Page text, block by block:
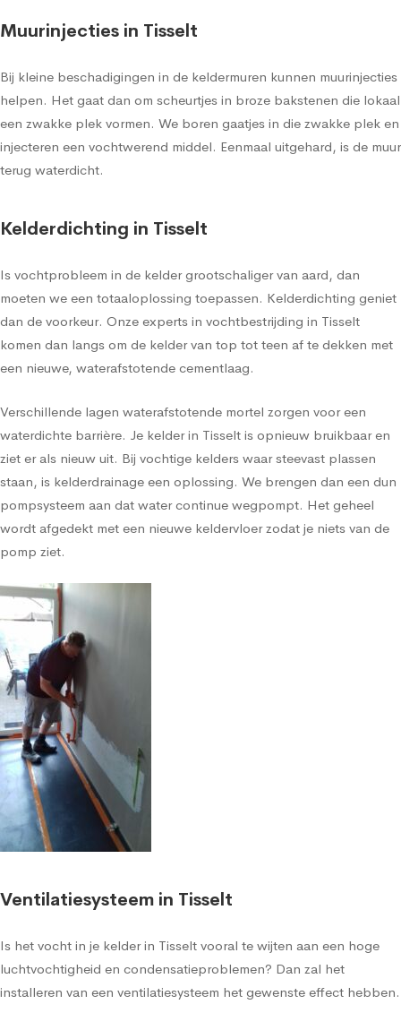
Muurinjecties in Tisselt
Bij kleine beschadigingen in de keldermuren kunnen muurinjecties
helpen. Het gaat dan om scheurtjes in broze bakstenen die lokaal
een zwakke plek vormen. We boren gaatjes in die zwakke plek en
injecteren een vochtwerend middel. Eenmaal uitgehard, is de muur
terug waterdicht.
Kelderdichting in Tisselt
Is vochtprobleem in de kelder grootschaliger van aard, dan
moeten we een totaaloplossing toepassen. Kelderdichting geniet
dan de voorkeur. Onze experts in vochtbestrijding in Tisselt
komen dan langs om de kelder van top tot teen af te dekken met
een nieuwe, waterafstotende cementlaag.
Verschillende lagen waterafstotende mortel zorgen voor een
waterdichte barrière. Je kelder in Tisselt is opnieuw bruikbaar en
ziet er als nieuw uit. Bij vochtige kelders waar steevast plassen
staan, is kelderdrainage een oplossing. We brengen dan een dun
pompsysteem aan dat water continue wegpompt. Het geheel
wordt afgedekt met een nieuwe keldervloer zodat je niets van de
pomp ziet.
Ventilatiesysteem in Tisselt
Is het vocht in je kelder in Tisselt vooral te wijten aan een hoge
luchtvochtigheid en condensatieproblemen? Dan zal het
installeren van een ventilatiesysteem het gewenste effect hebben.